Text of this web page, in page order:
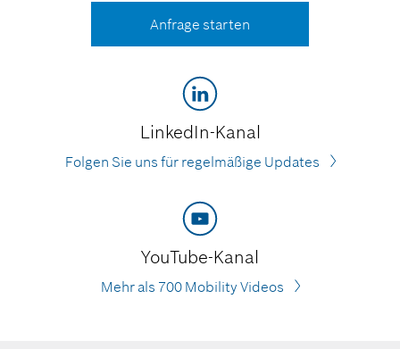
Anfrage starten
LinkedIn-Kanal
Folgen Sie uns für regelmäßige Updates
YouTube-Kanal
Mehr als 700 Mobility Videos